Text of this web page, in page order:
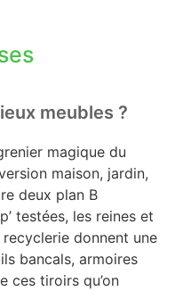
meubles ?
magique du
maison, jardin,
deux plan B
testées, les reines et
donnent une
bancals, armoires
ces tiroirs qu’on